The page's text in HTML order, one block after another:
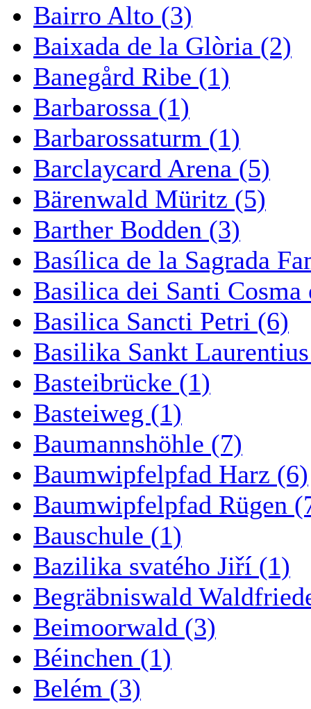
Bairro Alto (3)
Baixada de la Glòria (2)
Banegård Ribe (1)
Barbarossa (1)
Barbarossaturm (1)
Barclaycard Arena (5)
Bärenwald Müritz (5)
Barther Bodden (3)
Basílica de la Sagrada
Basilica dei Santi
Basilica Sancti Petri (6)
Basilika Sankt
Basteibrücke (1)
Basteiweg (1)
Baumannshöhle (7)
Baumwipfelpfad Harz (6)
Baumwipfelpfad Rügen
Bauschule (1)
Bazilika svatého Jiří (1)
Begräbniswald
Beimoorwald (3)
Béinchen (1)
Belém (3)